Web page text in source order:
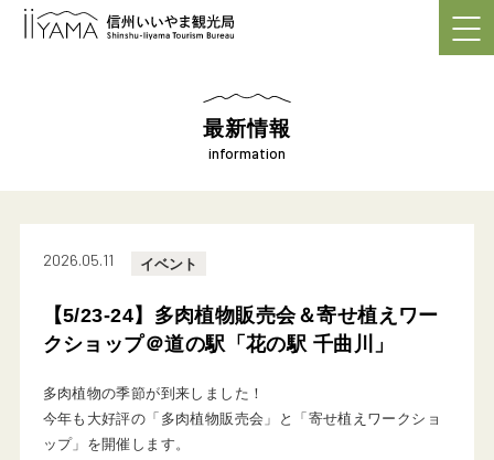
最新情報
information
2026.05.11 イベント
【5/23-24】多肉植物販売会＆寄せ植えワー
クショップ＠道の駅「花の駅 千曲川」
多肉植物の季節が到来しました！
今年も大好評の「多肉植物販売会」と「寄せ植えワークショ
ップ」を開催します。